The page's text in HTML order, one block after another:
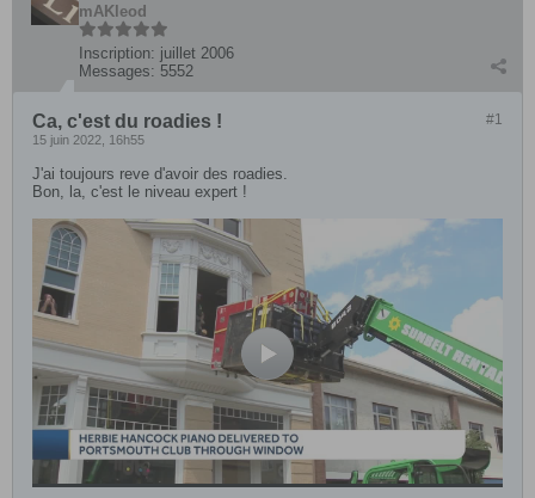
mAKleod
Inscription: juillet 2006
Messages: 5552
#1
Ca, c'est du roadies !
15 juin 2022, 16h55
J'ai toujours reve d'avoir des roadies.
Bon, la, c'est le niveau expert !